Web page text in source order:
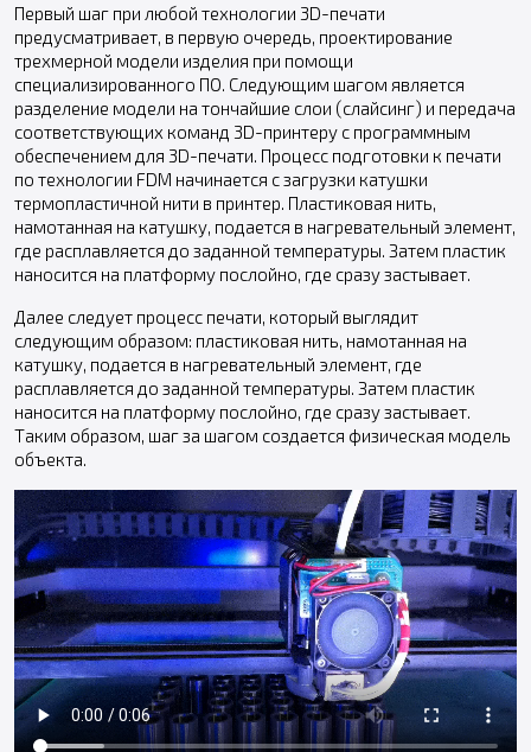
Первый шаг при любой технологии 3D-печати
предусматривает, в первую очередь, проектирование
трехмерной модели изделия при помощи
специализированного ПО. Следующим шагом является
разделение модели на тончайшие слои (слайсинг) и передача
соответствующих команд 3D-принтеру с программным
обеспечением для 3D-печати. Процесс подготовки к печати
по технологии FDM начинается с загрузки катушки
термопластичной нити в принтер. Пластиковая нить,
намотанная на катушку, подается в нагревательный элемент,
где расплавляется до заданной температуры. Затем пластик
наносится на платформу послойно, где сразу застывает.
Далее следует процесс печати, который выглядит
следующим образом: пластиковая нить, намотанная на
катушку, подается в нагревательный элемент, где
расплавляется до заданной температуры. Затем пластик
наносится на платформу послойно, где сразу застывает.
Таким образом, шаг за шагом создается физическая модель
объекта.